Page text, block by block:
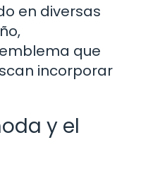
en diversas
que
incorporar
y el